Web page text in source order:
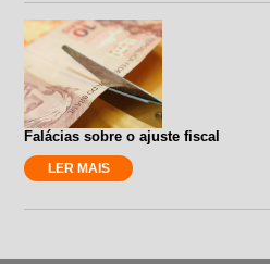
Falácias sobre o ajuste fiscal
LER MAIS